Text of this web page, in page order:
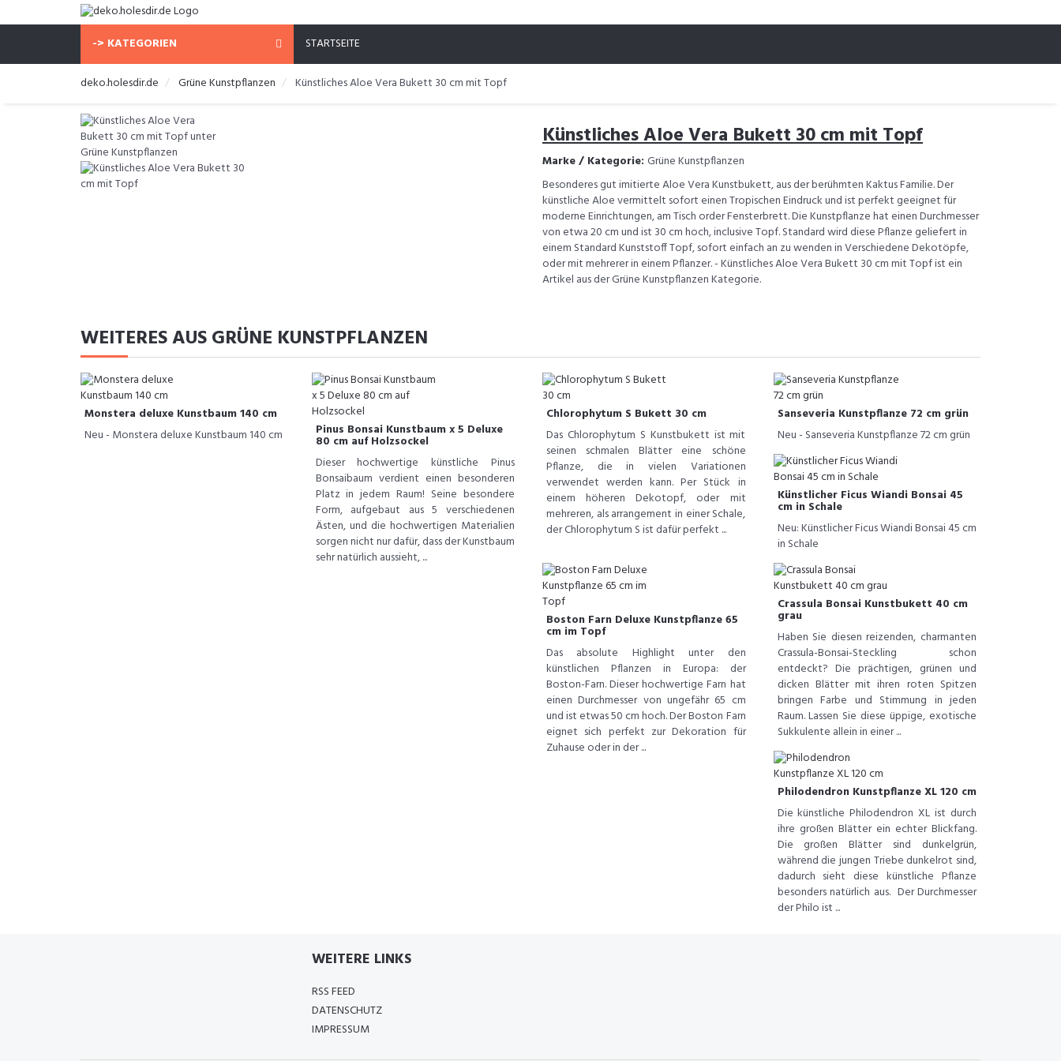
-> KATEGORIEN STARTSEITE
deko.holesdir.de Grüne Kunstpflanzen Künstliches Aloe Vera Bukett 30 cm mit Topf
Künstliches Aloe Vera Bukett 30 cm mit Topf
Marke / Kategorie: Grüne Kunstpflanzen
Besonderes gut imitierte Aloe Vera Kunstbukett, aus der berühmten Kaktus Familie. Der
künstliche Aloe vermittelt sofort einen Tropischen Eindruck und ist perfekt geeignet für
moderne Einrichtungen, am Tisch order Fensterbrett. Die Kunstpflanze hat einen Durchmesser
von etwa 20 cm und ist 30 cm hoch, inclusive Topf. Standard wird diese Pflanze geliefert in
einem Standard Kunststoff Topf, sofort einfach an zu wenden in Verschiedene Dekotöpfe,
oder mit mehrerer in einem Pflanzer. - Künstliches Aloe Vera Bukett 30 cm mit Topf ist ein
Artikel aus der Grüne Kunstpflanzen Kategorie.
WEITERES AUS GRÜNE KUNSTPFLANZEN
Monstera deluxe Kunstbaum 140 cm
Neu - Monstera deluxe Kunstbaum 140 cm
Pinus Bonsai Kunstbaum x 5 Deluxe
80 cm auf Holzsockel
Dieser hochwertige künstliche Pinus
Bonsaibaum verdient einen besonderen
Platz in jedem Raum! Seine besondere
Form, aufgebaut aus 5 verschiedenen
Ästen, und die hochwertigen Materialien
sorgen nicht nur dafür, dass der Kunstbaum
sehr natürlich aussieht, ...
Chlorophytum S Bukett 30 cm
Das Chlorophytum S Kunstbukett ist mit
seinen schmalen Blätter eine schöne
Pflanze, die in vielen Variationen
verwendet werden kann. Per Stück in
einem höheren Dekotopf, oder mit
mehreren, als arrangement in einer Schale,
der Chlorophytum S ist dafür perfekt ...
Sanseveria Kunstpflanze 72 cm grün
Neu - Sanseveria Kunstpflanze 72 cm grün
Künstlicher Ficus Wiandi Bonsai 45
cm in Schale
Neu: Künstlicher Ficus Wiandi Bonsai 45 cm
in Schale
Boston Farn Deluxe Kunstpflanze 65
cm im Topf
Das absolute Highlight unter den
künstlichen Pflanzen in Europa: der
Boston-Farn. Dieser hochwertige Farn hat
einen Durchmesser von ungefähr 65 cm
und ist etwas 50 cm hoch. Der Boston Farn
eignet sich perfekt zur Dekoration für
Zuhause oder in der ...
Crassula Bonsai Kunstbukett 40 cm
grau
Haben Sie diesen reizenden, charmanten
Crassula-Bonsai-Steckling schon
entdeckt? Die prächtigen, grünen und
dicken Blätter mit ihren roten Spitzen
bringen Farbe und Stimmung in jeden
Raum. Lassen Sie diese üppige, exotische
Sukkulente allein in einer ...
Philodendron Kunstpflanze XL 120 cm
Die künstliche Philodendron XL ist durch
ihre großen Blätter ein echter Blickfang.
Die großen Blätter sind dunkelgrün,
während die jungen Triebe dunkelrot sind,
dadurch sieht diese künstliche Pflanze
besonders natürlich aus. Der Durchmesser
der Philo ist ...
WEITERE LINKS
RSS FEED
DATENSCHUTZ
IMPRESSUM